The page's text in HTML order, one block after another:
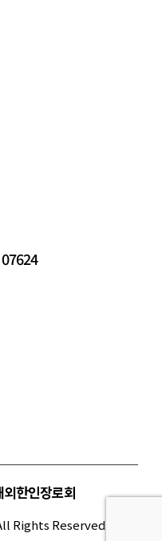
한인장로회
Rights Reserved.